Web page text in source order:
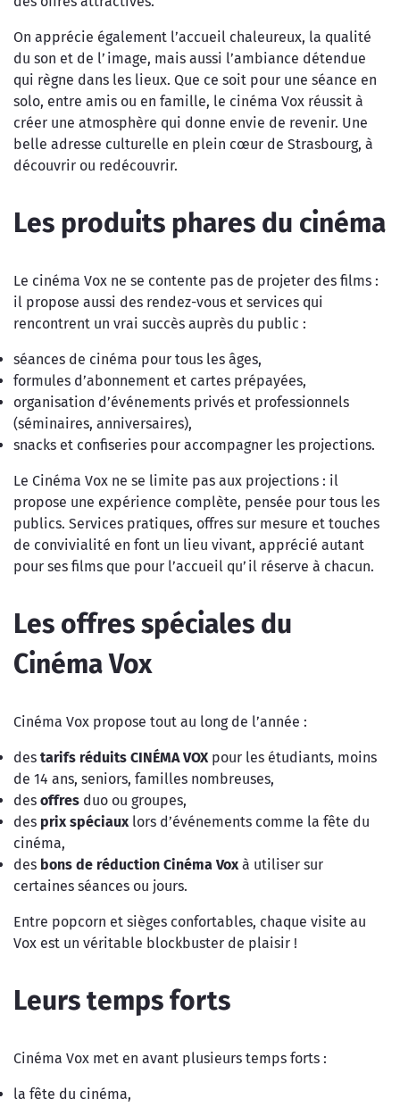
On apprécie également l’accueil chaleureux, la qualité
du son et de l’image, mais aussi l’ambiance détendue
qui règne dans les lieux. Que ce soit pour une séance en
solo, entre amis ou en famille, le cinéma Vox réussit à
créer une atmosphère qui donne envie de revenir. Une
belle adresse culturelle en plein cœur de Strasbourg, à
découvrir ou redécouvrir.
Les produits phares du cinéma
Le cinéma Vox ne se contente pas de projeter des films :
il propose aussi des rendez-vous et services qui
rencontrent un vrai succès auprès du public :
séances de cinéma pour tous les âges,
formules d’abonnement et cartes prépayées,
organisation d’événements privés et professionnels
(séminaires, anniversaires),
snacks et confiseries pour accompagner les projections.
Le Cinéma Vox ne se limite pas aux projections : il
propose une expérience complète, pensée pour tous les
publics. Services pratiques, offres sur mesure et touches
de convivialité en font un lieu vivant, apprécié autant
pour ses films que pour l’accueil qu’il réserve à chacun.
Les offres spéciales du
Cinéma Vox
Cinéma Vox propose tout au long de l’année :
des tarifs réduits CINÉMA VOXpour les étudiants, moins
de 14 ans, seniors, familles nombreuses,
des offres duo ou groupes,
des prix spéciauxlors d’événements comme la fête du
cinéma,
des bons de réduction Cinéma Voxà utiliser sur
certaines séances ou jours.
Entre popcorn et sièges confortables, chaque visite au
Vox est un véritable blockbuster de plaisir !
Leurs temps forts
Cinéma Vox met en avant plusieurs temps forts :
la fête du cinéma,